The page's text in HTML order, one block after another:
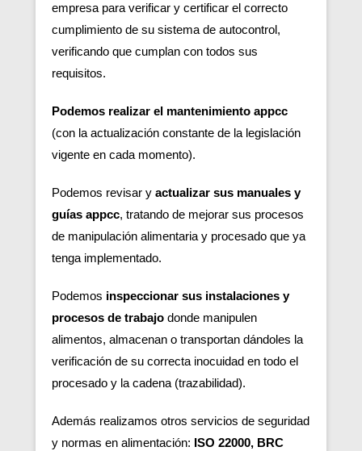
empresa para verificar y certificar el correcto
cumplimiento de su sistema de autocontrol,
verificando que cumplan con todos sus
requisitos.
Podemos realizar el mantenimiento appcc
(con la actualización constante de la legislación
vigente en cada momento).
Podemos revisar y actualizar sus manuales y
guías appcc, tratando de mejorar sus procesos
de manipulación alimentaria y procesado que ya
tenga implementado.
Podemos inspeccionar sus instalaciones y
procesos de trabajo donde manipulen
alimentos, almacenan o transportan dándoles la
verificación de su correcta inocuidad en todo el
procesado y la cadena (trazabilidad).
Además realizamos otros servicios de seguridad
y normas en alimentación: ISO 22000, BRC